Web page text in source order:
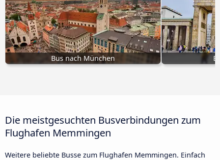
Bus nach München
Die meistgesuchten Busverbindungen zum
Flughafen Memmingen
Weitere beliebte Busse zum Flughafen Memmingen. Einfach